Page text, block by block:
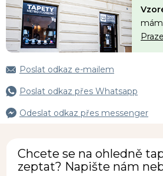
Praze
Poslat odkaz e-mailem
Poslat odkaz přes Whatsapp
Odeslat odkaz přes messenger
Chcete se na ohledně
zeptat? Napište nám